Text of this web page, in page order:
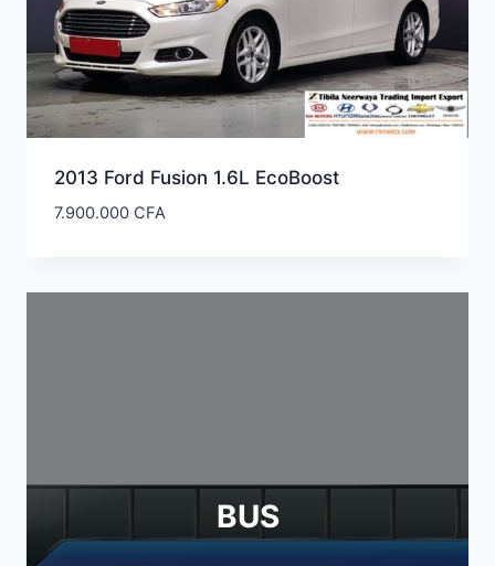
2013 Ford Fusion 1.6L EcoBoost
7.900.000 CFA
BUS